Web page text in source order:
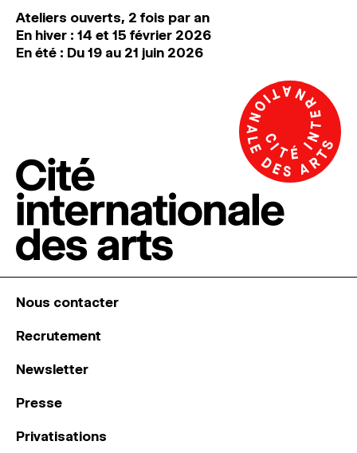
Ateliers ouverts, 2 fois par an
En hiver : 14 et 15 février 2026
En été : Du 19 au 21 juin 2026
Nous contacter
Recrutement
Newsletter
Presse
Privatisations